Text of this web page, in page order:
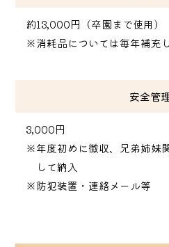
約13,000円（卒園まで使用）
※消耗品については毎年補充
安全管
3,000円
※年度初めに徴収、兄弟姉妹
して納入
※防犯装置・連絡メール等